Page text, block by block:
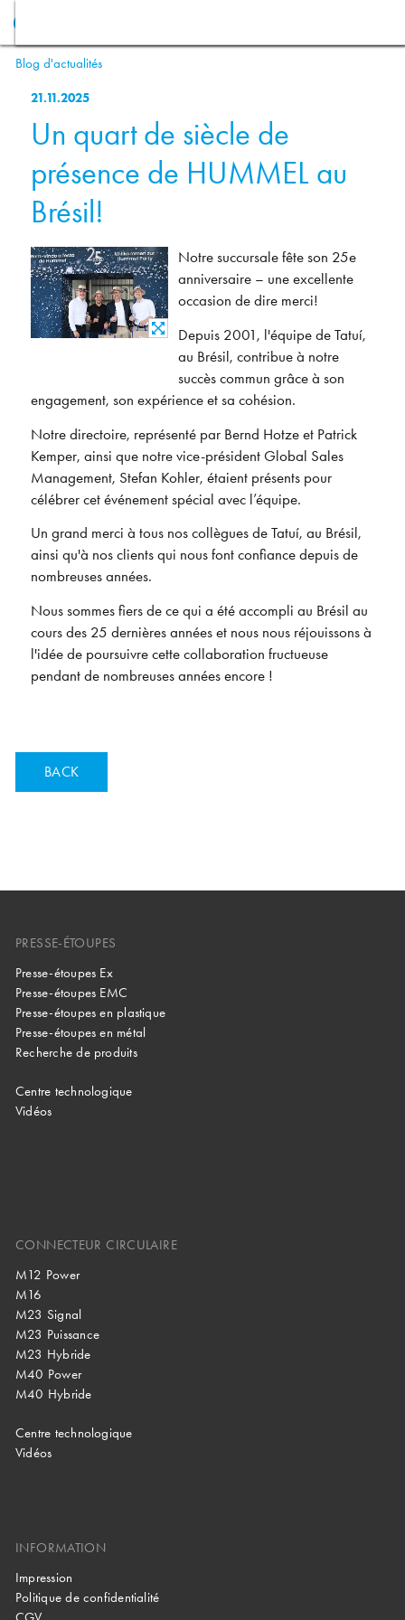
Blog d'actualités
21.11.2025
Un quart de siècle de
présence de HUMMEL au
Brésil!
Notre succursale fête son 25e
anniversaire – une excellente
occasion de dire merci!
Depuis 2001, l'équipe de Tatuí,
au Brésil, contribue à notre
succès commun grâce à son
engagement, son expérience et sa cohésion.
Notre directoire, représenté par Bernd Hotze et Patrick
Kemper, ainsi que notre vice-président Global Sales
Management, Stefan Kohler, étaient présents pour
célébrer cet événement spécial avec l’équipe.
Un grand merci à tous nos collègues de Tatuí, au Brésil,
ainsi qu'à nos clients qui nous font confiance depuis de
nombreuses années.
Nous sommes fiers de ce qui a été accompli au Brésil au
cours des 25 dernières années et nous nous réjouissons à
l'idée de poursuivre cette collaboration fructueuse
pendant de nombreuses années encore !
BACK
PRESSE-ÉTOUPES
Presse-étoupes Ex
Presse-étoupes EMC
Presse-étoupes en plastique
Presse-étoupes en métal
Recherche de produits
Centre technologique
Vidéos
CONNECTEUR CIRCULAIRE
M12 Power
M16
M23 Signal
M23 Puissance
M23 Hybride
M40 Power
M40 Hybride
Centre technologique
Vidéos
INFORMATION
Impression
Politique de confidentialité